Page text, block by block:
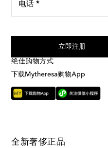
电话 *
立即注册
绝佳购物方式
下载Mytheresa购物App
全新奢侈正品